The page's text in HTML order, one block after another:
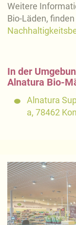
Weitere
Bio-Läden,
In der
Alnatura Bio-
Alnatura
a, 78462